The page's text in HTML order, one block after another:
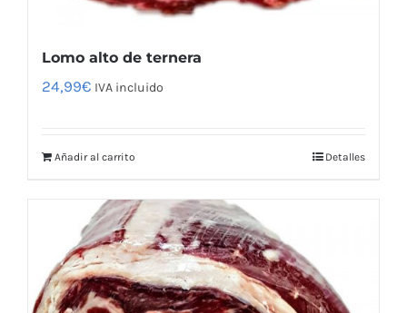
Lomo alto de ternera
24,99€ IVA incluido
Añadir al carrito Detalles